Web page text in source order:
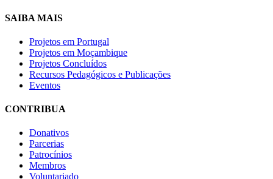
SAIBA MAIS
Projetos em Portugal
Projetos em Moçambique
Projetos Concluídos
Recursos Pedagógicos e Publicações
Eventos
CONTRIBUA
Donativos
Parcerias
Patrocínios
Membros
Voluntariado